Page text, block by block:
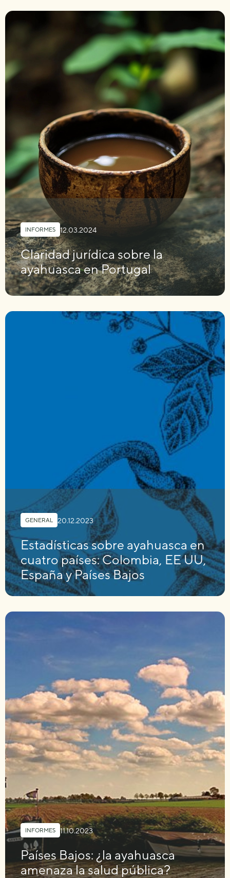
INFORMES 12.03.2024
Claridad jurídica sobre la
ayahuasca en Portugal
GENERAL 20.12.2023
Estadísticas sobre ayahuasca en
cuatro países: Colombia, EE UU,
España y Países Bajos
INFORMES 11.10.2023
Países Bajos: ¿la ayahuasca
amenaza la salud pública?